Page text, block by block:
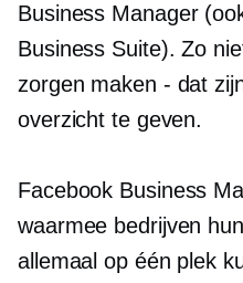
Business Manager
Business Suite). Zo
zorgen maken - dat
overzicht te geven.
Facebook Business
waarmee bedrijven
allemaal op één plek